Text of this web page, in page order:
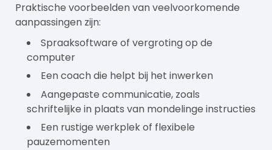
Praktische voorbeelden van veelvoorkomende
aanpassingen zijn:
Spraaksoftware of vergroting op de
computer
Eencoachdie helpt bij het inwerken
Aangepaste communicatie, zoals
schriftelijke in plaats van mondelinge instructies
Een rustige werkplek of flexibele
pauzemomenten